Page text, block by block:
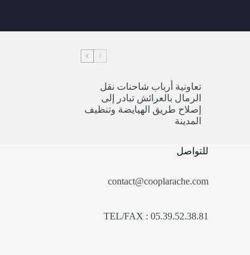
تعاونية أرباب شاحنات نقل
الرمال بالعرائش تبادر إلى
إصلاح طريق الهيايضة وتنظيف
المدينة
للتواصل
contact@cooplarache.com
TEL/FAX : 05.39.52.38.81